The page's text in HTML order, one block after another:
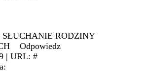
SŁUCHANIE RODZINY
Odpowiedz
| URL: #